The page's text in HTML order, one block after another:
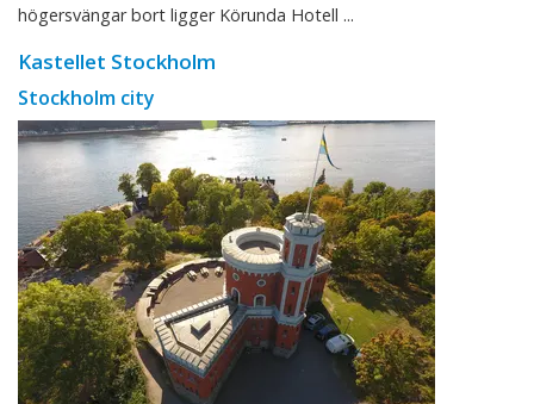
högersvängar bort ligger Körunda Hotell ...
Kastellet Stockholm
Stockholm city